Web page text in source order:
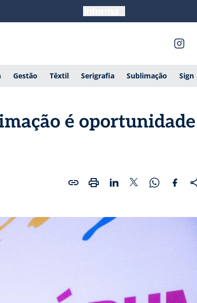
Gestão Têxtil Serigrafia Sublimação Sign
é oportunidade